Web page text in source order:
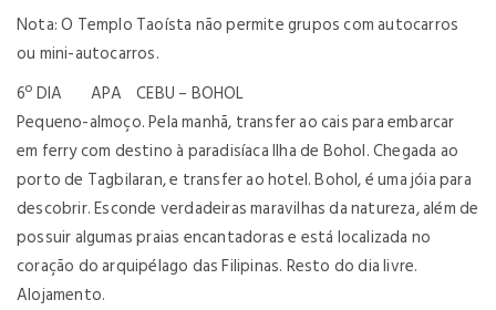
Nota: O Templo Taoísta não permite grupos com autocarros
ou mini-autocarros.
6º DIA APA CEBU – BOHOL
Pequeno-almoço. Pela manhã, transfer ao cais para embarcar
em ferry com destino à paradisíaca Ilha de Bohol. Chegada ao
porto de Tagbilaran, e transfer ao hotel. Bohol, é uma jóia para
descobrir. Esconde verdadeiras maravilhas da natureza, além de
possuir algumas praias encantadoras e está localizada no
coração do arquipélago das Filipinas. Resto do dia livre.
Alojamento.